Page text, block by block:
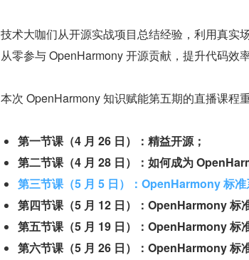
技术大咖们从开源实战项目总结经验，利用真实
从零参与 OpenHarmony 开源贡献，提升代码效
本次 OpenHarmony 知识赋能第五期的直播课程
第一节课（4 月 26 日）：精益开源；
第二节课（4 月 28 日）：如何成为
第三节课（5 月 5 日）：OpenHarmony 标准
第四节课（5 月 12 日）：OpenHarmony 标
第五节课（5 月 19 日）：OpenHarmony 标
第六节课（5 月 26 日）：OpenHarmony 标